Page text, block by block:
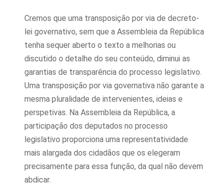
Cremos que uma transposição por via de decreto-
lei governativo, sem que a Assembleia da República
tenha sequer aberto o texto a melhorias ou
discutido o detalhe do seu conteúdo, diminui as
garantias de transparência do processo legislativo.
Uma transposição por via governativa não garante a
mesma pluralidade de intervenientes, ideias e
perspetivas. Na Assembleia da República, a
participação dos deputados no processo
legislativo proporciona uma representatividade
mais alargada dos cidadãos que os elegeram
precisamente para essa função, da qual não devem
abdicar.